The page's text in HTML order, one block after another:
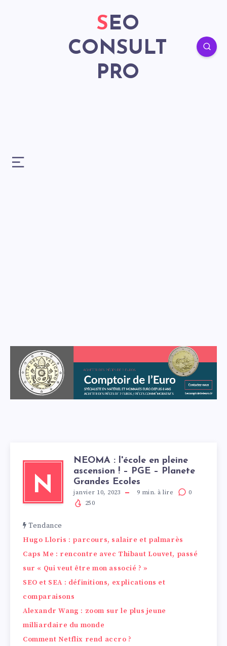
SEO
CONSULT
PRO
N
NEOMA : l'école en pleine
ascension ! – PGE – Planete
Grandes Ecoles
janvier 10, 2023 9 min. à lire
0
250
Tendance
Hugo Lloris : parcours, salaire et palmarès
Caps Me : rencontre avec Thibaut Louvet, passé
sur « Qui veut être mon associé ? »
SEO et SEA : définitions, explications et
comparaisons
Alexandr Wang : zoom sur le plus jeune
milliardaire du monde
Comment Netflix rend accro ?